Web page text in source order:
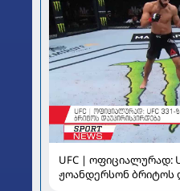
UFC | ოფიციალურად:
ჟოანდერსონ ბრიტოს